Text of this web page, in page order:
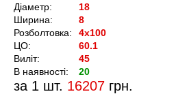
Діаметр:
18
Ширина:
8
Розболтовка:
4x100
ЦО:
60.1
Виліт:
45
В наявності:
20
за 1 шт. 16207 грн.